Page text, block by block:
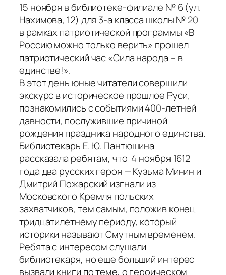
15 ноября в библиотеке-филиале № 6 (ул.
Нахимова, 12) для 3-а класса школы № 20
в рамках патриотической программы «В
Россию можно только верить» прошел
патриотический час «Сила народа – в
единстве!».
В этот день юные читатели совершили
экскурс в историческое прошлое Руси,
познакомились с событиями 400-летней
давности, послужившие причиной
рождения праздника народного единства.
Библиотекарь Е. Ю. Пантюшина
рассказала ребятам, что 4 ноября 1612
года два русских героя — Кузьма Минин и
Дмитрий Пожарский изгнали из
Московского Кремля польских
захватчиков, тем самым, положив конец
тридцатилетнему периоду, который
историки называют Смутным временем.
Ребята с интересом слушали
библиотекаря, но еще больший интерес
вызвали книги по теме, о героическом